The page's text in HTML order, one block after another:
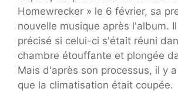
Homewrecker » le 6 février, sa
nouvelle musique après l'album.
précisé si celui-ci s'était réuni
chambre étouffante et plongée
Mais d'après son processus, il y
que la climatisation était coupée.